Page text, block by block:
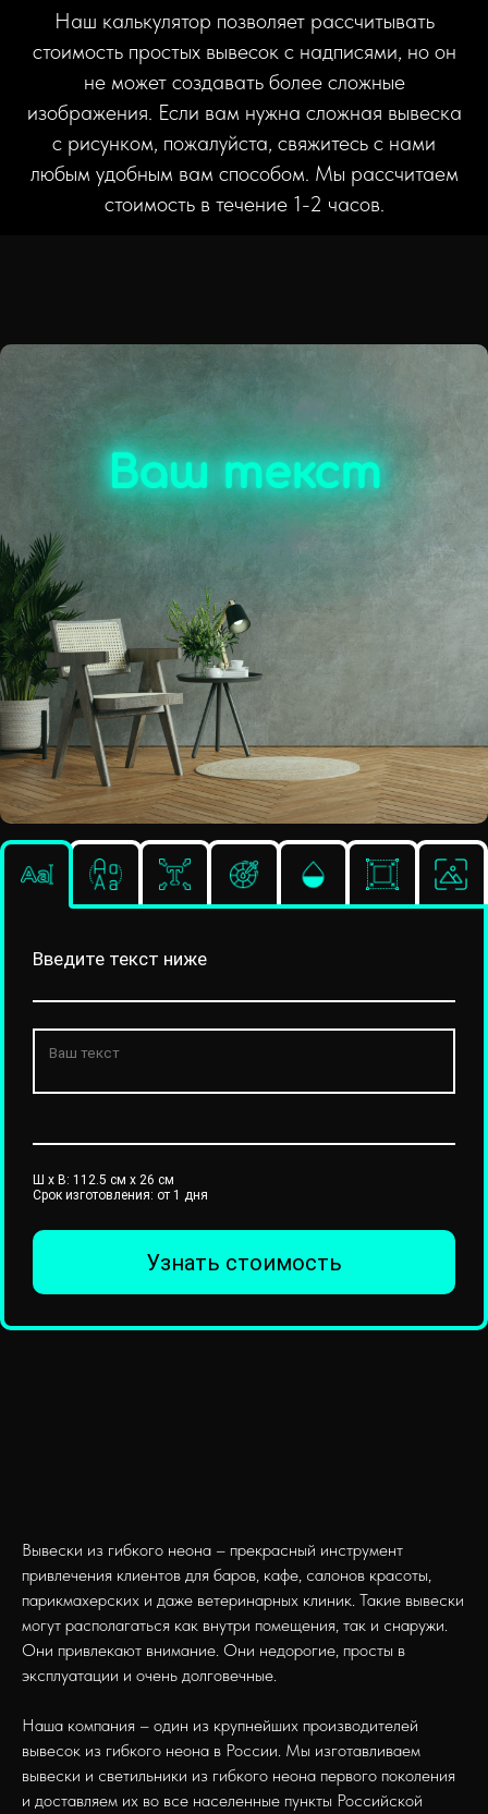
Наш калькулятор позволяет рассчитывать
стоимость простых вывесок с надписями, но он
не может создавать более сложные
изображения. Если вам нужна сложная вывеска
с рисунком, пожалуйста, свяжитесь с нами
любым удобным вам способом. Мы рассчитаем
стоимость в течение 1-2 часов.
Ваш текст
Введите текст ниже
Ш x В: 112.5 см x 26 см
Срок изготовления: от 1 дня
Узнать стоимость
Вывески из гибкого неона – прекрасный инструмент
привлечения клиентов для баров, кафе, салонов красоты,
парикмахерских и даже ветеринарных клиник. Такие вывески
могут располагаться как внутри помещения, так и снаружи.
Они привлекают внимание. Они недорогие, просты в
эксплуатации и очень долговечные.
Наша компания – один из крупнейших производителей
вывесок из гибкого неона в России. Мы изготавливаем
вывески и светильники из гибкого неона первого поколения
и доставляем их во все населенные пункты Российской